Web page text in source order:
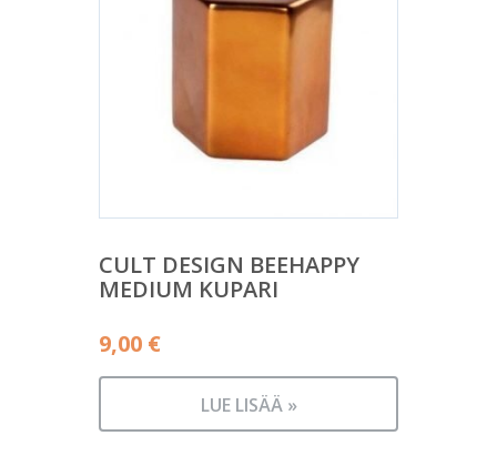
CULT DESIGN BEEHAPPY
MEDIUM KUPARI
9,00 €
LUE LISÄÄ »